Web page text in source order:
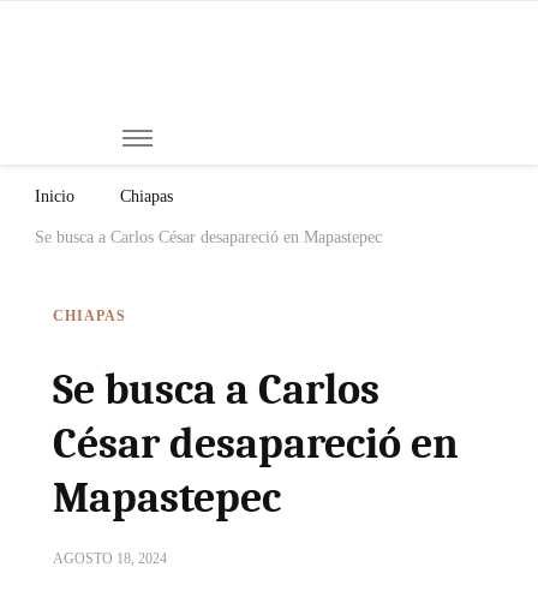
Inicio Chiapas
Se busca a Carlos César desapareció en Mapastepec
CHIAPAS
Se busca a Carlos
César desapareció en
Mapastepec
AGOSTO 18, 2024